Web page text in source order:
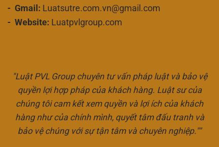
- Gmail: Luatsutre.com.vn@gmail.com
- Website: Luatpvlgroup.com
"Luật PVL Group chuyên tư vấn pháp luật và bảo vệ
quyền lợi hợp pháp của khách hàng. Luật sư của
chúng tôi cam kết xem quyền và lợi ích của khách
hàng như của chính mình, quyết tâm đấu tranh và
bảo vệ chúng với sự tận tâm và chuyên nghiệp.""